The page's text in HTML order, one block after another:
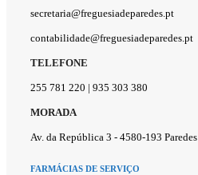
secretaria@freguesiadeparedes.pt
contabilidade@freguesiadeparedes.pt
TELEFONE
255 781 220 | 935 303 380
MORADA
Av. da República 3 - 4580-193 Paredes
FARMÁCIAS DE SERVIÇO